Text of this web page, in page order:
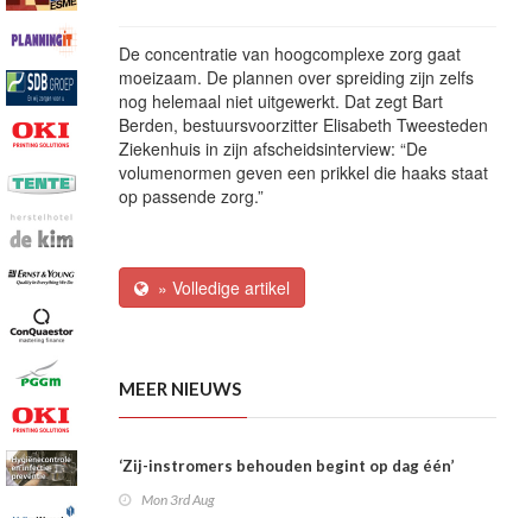
De concentratie van hoogcomplexe zorg gaat
moeizaam. De plannen over spreiding zijn zelfs
nog helemaal niet uitgewerkt. Dat zegt Bart
Berden, bestuursvoorzitter Elisabeth Tweesteden
Ziekenhuis in zijn afscheidsinterview: “De
volumenormen geven een prikkel die haaks staat
op passende zorg.”
» Volledige artikel
MEER NIEUWS
‘Zij-instromers behouden begint op dag één’
Mon 3rd Aug